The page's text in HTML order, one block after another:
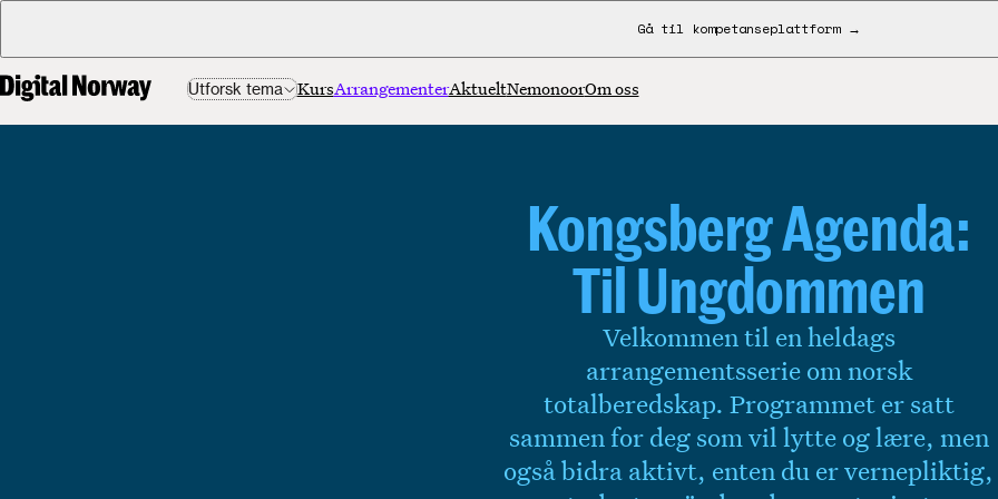
Gå til kompetanseplattform →
Utforsk tema KursArrangementerAktueltNemonoorOm oss
Kongsberg Agenda:
Til Ungdommen
Velkommen til en heldags
arrangementsserie om norsk
totalberedskap. Programmet er satt
sammen for deg som vil lytte og lære, men
også bidra aktivt, enten du er vernepliktig,